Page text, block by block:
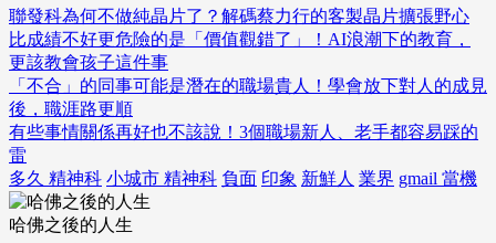
聯發科為何不做純晶片了？解碼蔡力行的客製晶片擴張野心
比成績不好更危險的是「價值觀錯了」！AI浪潮下的教育，
更該教會孩子這件事
「不合」的同事可能是潛在的職場貴人！學會放下對人的成見
後，職涯路更順
有些事情關係再好也不該說！3個職場新人、老手都容易踩的
雷
多久 精神科 小城市 精神科 負面 印象 新鮮人 業界 gmail 當機
哈佛之後的人生